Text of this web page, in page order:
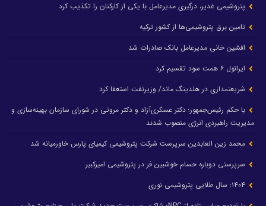
پتروشیمی غدیر، درگیری مدیرعامل با یکی از کارکنان را تکذیب کرد
تامین برق پتروشیمی‌ها از کشور ترکیه
افشین خانی مدیرعامل بانک صادرات شد
ایرانول ۶ همت سود تقسیم کرد
شریعتمداری در هلدینگ ماند/ وزیرنفت استعفا کرد
با حکم رئیس‌جمهور؛ دکتر عسکری‌آزاد و دکتر مروتی در شورای سازمان بهینه‌سازی و
مدیریت راهبردی انرژی منصوب شدند
محمد زین العابدین سرپرست شرکت پتروشیمی کیمیای پارس خاورمیانه شد
سرپرستی دوباره حسام خوشبین فر در پتروشیمی امیرکبیر